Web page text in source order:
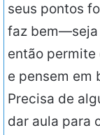
seus pontos
faz bem—seja
então permite
e pensem em
Precisa de
dar aula para